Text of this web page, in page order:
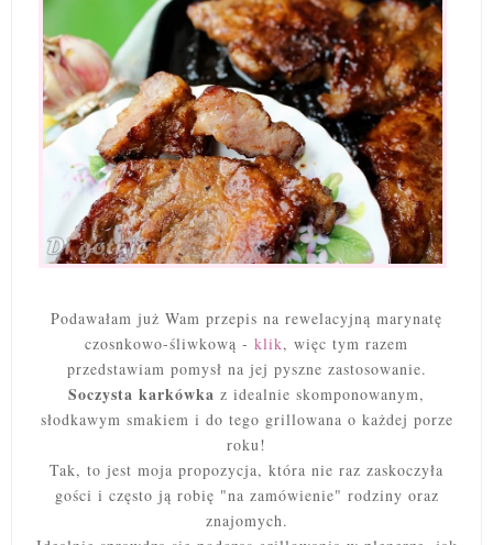
Podawałam już Wam przepis na rewelacyjną marynatę
czosnkowo-śliwkową - klik, więc tym razem
przedstawiam pomysł na jej pyszne zastosowanie.
Soczysta karkówka z idealnie skomponowanym,
słodkawym smakiem i do tego grillowana o każdej porze
roku!
Tak, to jest moja propozycja, która nie raz zaskoczyła
gości i często ją robię "na zamówienie" rodziny oraz
znajomych.